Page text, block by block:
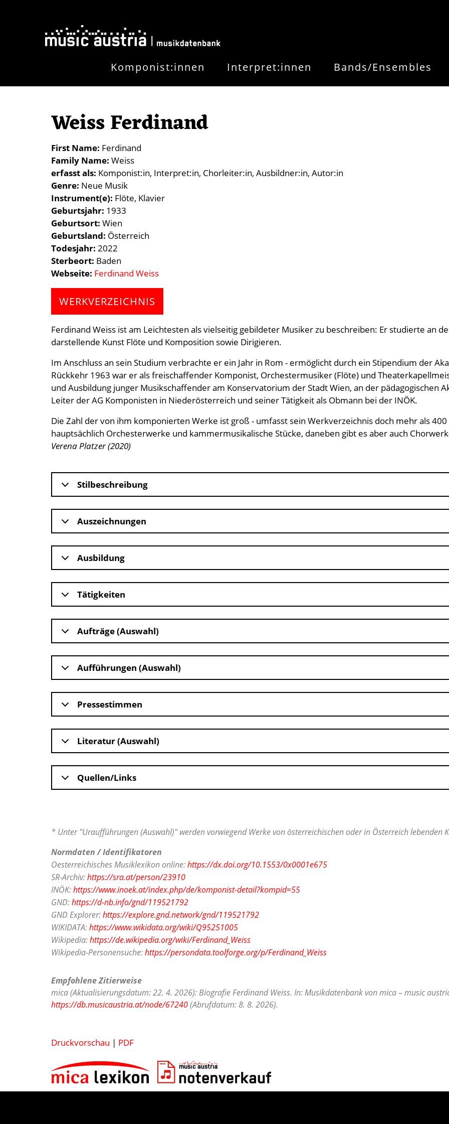
Komponist:innen Interpret:innen Bands/Ensembles
Weiss Ferdinand
First Name Ferdinand
Family Name Weiss
erfasst als Komponist:in Interpret:in Chorleiter:in Ausbildner:in Autor:in
Genre Neue Musik
Instrument(e) Flöte Klavier
Geburtsjahr 1933
Geburtsort Wien
Geburtsland Österreich
Todesjahr 2022
Sterbeort Baden
Webseite Ferdinand Weiss
WERKVERZEICHNIS
Ferdinand Weiss ist am Leichtesten als vielseitig gebildeter Musiker zu beschreiben: Er studierte an
darstellende Kunst Flöte und Komposition sowie Dirigieren.
Im Anschluss an sein Studium verbrachte er ein Jahr in Rom - ermöglicht durch ein Stipendium der
Rückkehr 1963 war er als freischaffender Komponist, Orchestermusiker (Flöte) und
und Ausbildung junger Musikschaffender am Konservatorium der Stadt Wien, an der pädagogischen
Leiter der AG Komponisten in Niederösterreich und seiner Tätigkeit als Obmann bei der INÖK.
Die Zahl der von ihm komponierten Werke ist groß - umfasst sein Werkverzeichnis doch mehr als
hauptsächlich Orchesterwerke und kammermusikalische Stücke, daneben gibt es aber auch
Verena Platzer (2020)
Stilbeschreibung
Auszeichnungen
Ausbildung
Tätigkeiten
Aufträge (Auswahl)
Aufführungen (Auswahl)
Pressestimmen
Literatur (Auswahl)
Quellen/Links
* Unter "Uraufführungen (Auswahl)" werden vorwiegend Werke von österreichischen oder in Österreich lebenden
Normdaten / Identifikatoren
Oesterreichisches Musiklexikon online:https://dx.doi.org/10.1553/0x0001e675
SR-Archiv:https://sra.at/person/23910
INÖK:https://www.inoek.at/index.php/de/komponist-detail?kompid=55
GND:https://d-nb.info/gnd/119521792
GND Explorer:https://explore.gnd.network/gnd/119521792
WIKIDATA:https://www.wikidata.org/wiki/Q95251005
Wikipedia:https://de.wikipedia.org/wiki/Ferdinand_Weiss
Wikipedia-Personensuche:https://persondata.toolforge.org/p/Ferdinand_Weiss
Empfohlene Zitierweise
mica (Aktualisierungsdatum: 22. 4. 2026): Biografie Ferdinand Weiss. In: Musikdatenbank von mica – music
https://db.musicaustria.at/node/67240(Abrufdatum: 8. 8. 2026).
Druckvorschau | PDF